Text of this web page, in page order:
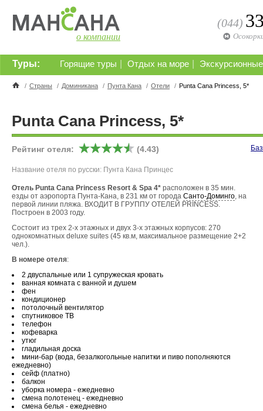
о компании
(044)
Горящие туры Отдых на море
Туры:
/ Страны / Доминикана / Пунта Кана / Отели / Punta Cana Princess, 5*
Punta Cana Princess, 5*
Рейтинг отеля: (4.43)
Название отеля по русски: Пунта Кана Принцес
Отель Punta Cana Princess Resort & Spa 4* расположен в 35 мин.
езды от аэропорта Пунта-Кана, в 231 км от города Санто-Доминго, на
первой линии пляжа. ВХОДИТ В ГРУППУ ОТЕЛЕЙ PRINCESS.
Построен в 2003 году.
Состоит из трех 2-х этажных и двух 3-х этажных корпусов: 270
однокомнатных deluxe suites (45 кв.м, максимальное размещение 2+2
чел.).
В номере отеля:
2 двуспальные или 1 супружеская кровать
ванная комната с ванной и душем
фен
кондиционер
потолочный вентилятор
спутниковое ТВ
телефон
кофеварка
утюг
гладильная доска
мини-бар (вода, безалкогольные напитки и пиво пополняются
ежедневно)
сейф (платно)
балкон
уборка номера - ежедневно
смена полотенец - ежедневно
смена белья - ежедневно